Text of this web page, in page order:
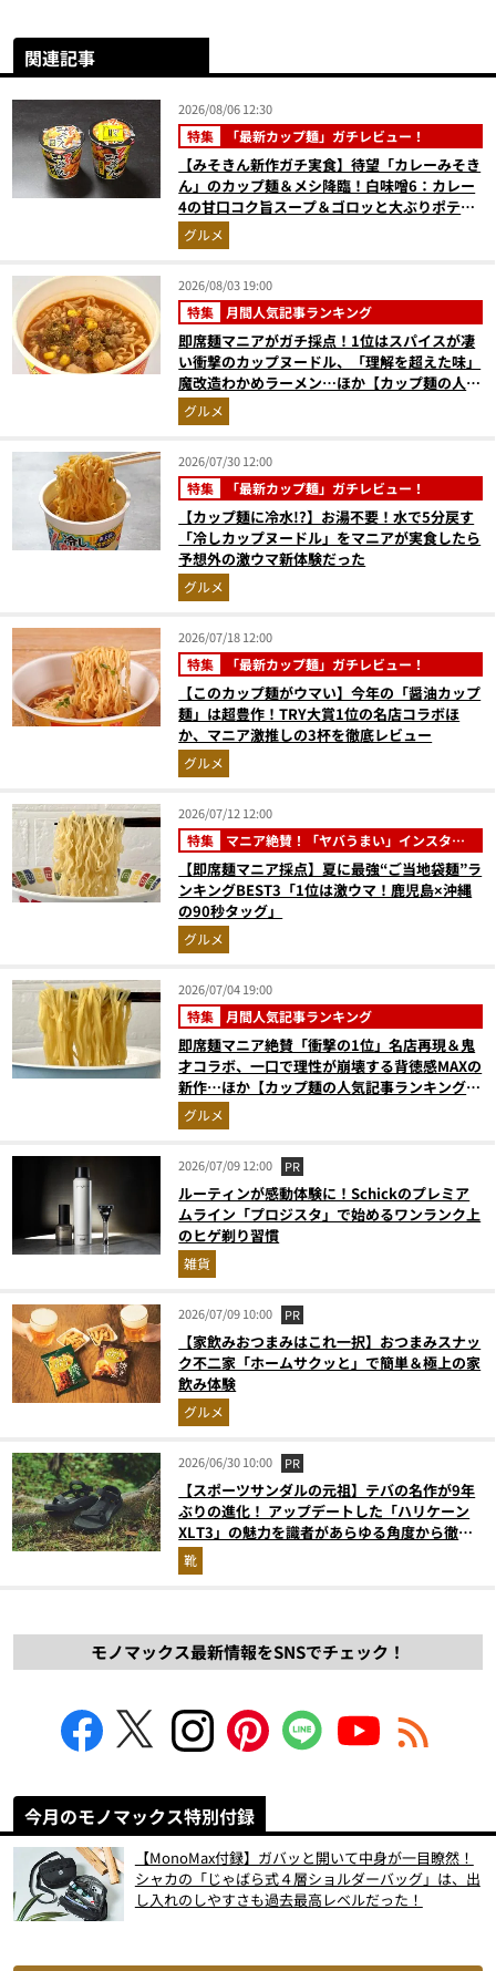
関連記事
2026/08/06 12:30
特集 「最新カップ麺」ガチレビュー！
【みそきん新作ガチ実食】待望「カレーみそき
ん」のカップ麺＆メシ降臨！白味噌6：カレー
4の甘口コク旨スープ＆ゴロッと大ぶりポテト
に歓喜
グルメ
2026/08/03 19:00
特集 月間人気記事ランキング
即席麺マニアがガチ採点！1位はスパイスが凄
い衝撃のカップヌードル、「理解を超えた味」
魔改造わかめラーメン…ほか【カップ麺の人気
記事ランキングベスト3】（2026年6月版）
グルメ
2026/07/30 12:00
特集 「最新カップ麺」ガチレビュー！
【カップ麺に冷水!?】お湯不要！水で5分戻す
「冷しカップヌードル」をマニアが実食したら
予想外の激ウマ新体験だった
グルメ
2026/07/18 12:00
特集 「最新カップ麺」ガチレビュー！
【このカップ麺がウマい】今年の「醤油カップ
麺」は超豊作！TRY大賞1位の名店コラボほ
か、マニア激推しの3杯を徹底レビュー
グルメ
2026/07/12 12:00
特集
マニア絶賛！「ヤバうまい」インスタン
ト麺ベスト3
【即席麺マニア採点】夏に最強“ご当地袋麺”ラ
ンキングBEST3「1位は激ウマ！鹿児島×沖縄
の90秒タッグ」
グルメ
2026/07/04 19:00
特集 月間人気記事ランキング
即席麺マニア絶賛「衝撃の1位」名店再現＆鬼
才コラボ、一口で理性が崩壊する背徳感MAXの
新作…ほか【カップ麺の人気記事ランキングベ
スト3】（2026年5月版）
グルメ
2026/07/09 12:00 PR
ルーティンが感動体験に！Schickのプレミア
ムライン「プロジスタ」で始めるワンランク上
のヒゲ剃り習慣
雑貨
2026/07/09 10:00 PR
【家飲みおつまみはこれ一択】おつまみスナッ
ク不二家「ホームサクッと」で簡単＆極上の家
飲み体験
グルメ
2026/06/30 10:00 PR
【スポーツサンダルの元祖】テバの名作が9年
ぶりの進化！ アップデートした「ハリケーン
XLT3」の魅力を識者があらゆる角度から徹底
解説！
靴
モノマックス最新情報をSNSでチェック！
今月のモノマックス特別付録
【MonoMax付録】ガバッと開いて中身が一目瞭然！
シャカの「じゃばら式４層ショルダーバッグ」は、出
し入れのしやすさも過去最高レベルだった！